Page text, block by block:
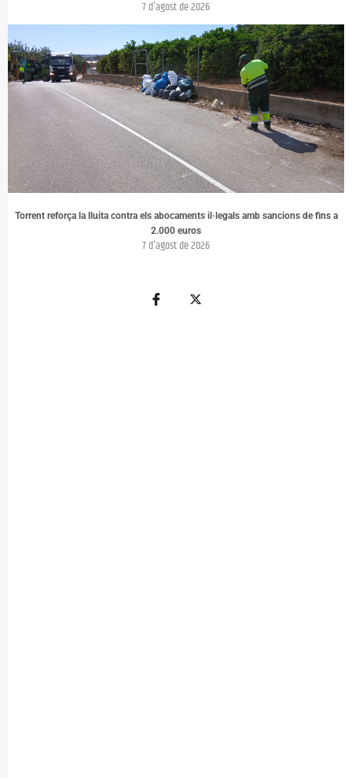
7 d'agost de 2026
Torrent reforça la lluita contra els abocaments il·legals amb sancions de fins a
2.000 euros
7 d'agost de 2026